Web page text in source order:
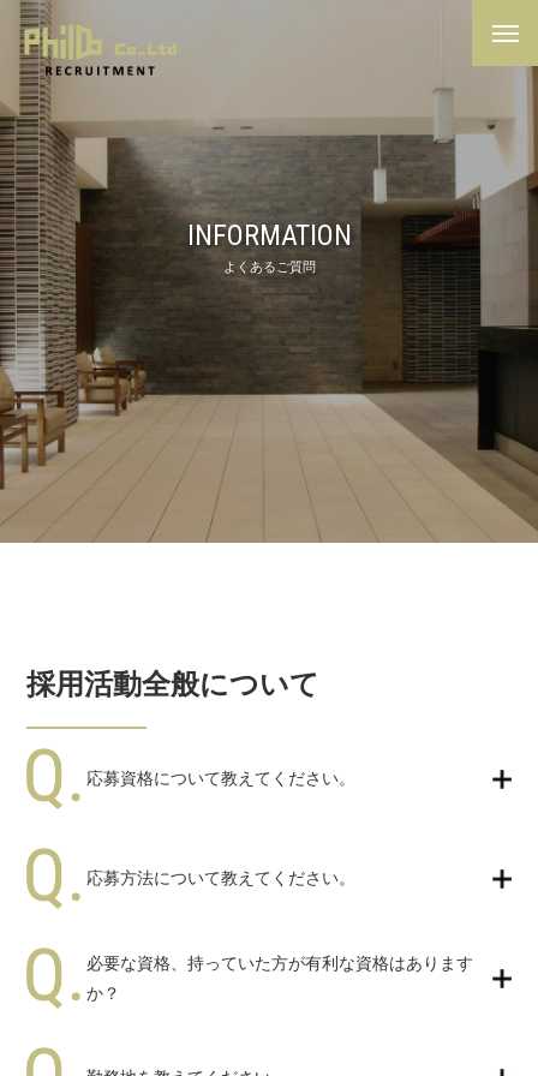
INFORMATION
よくあるご質問
採用活動全般について
応募資格について教えてください。
応募方法について教えてください。
必要な資格、持っていた方が有利な資格はあります
か？